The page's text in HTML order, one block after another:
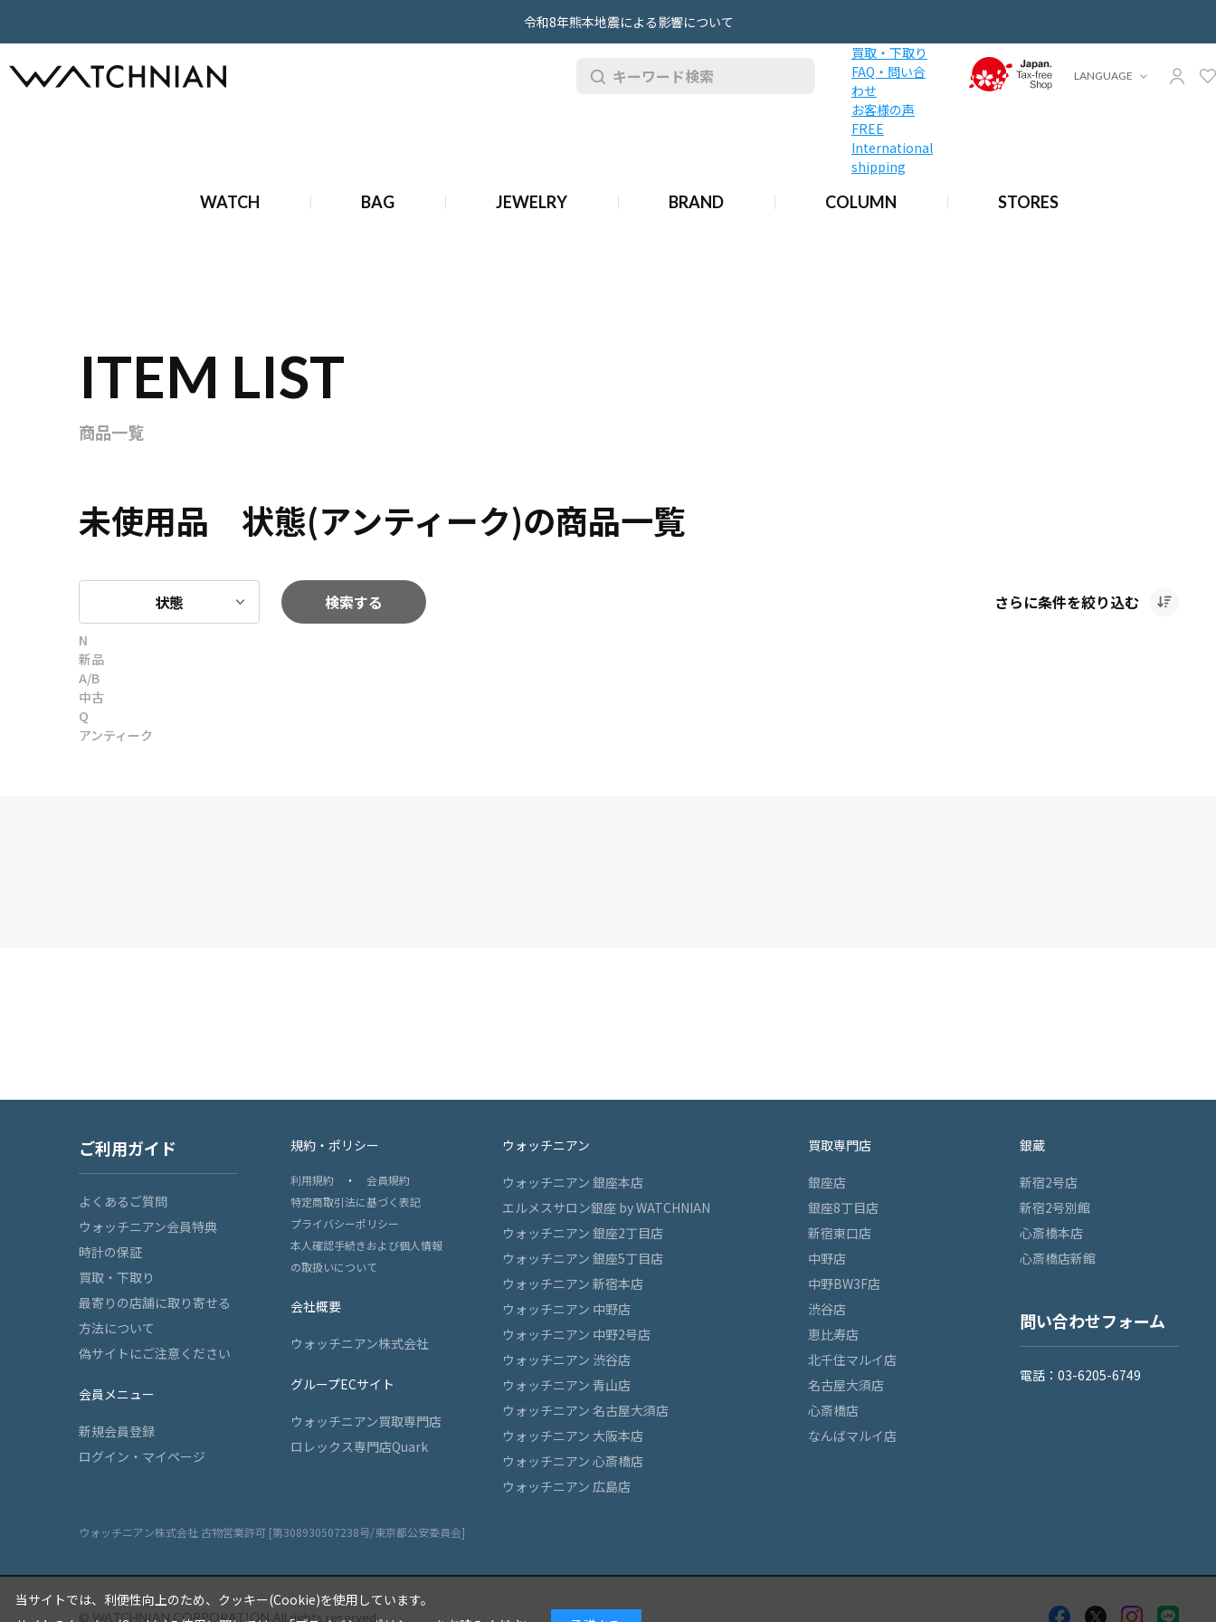
令和8年熊本地震による影響について
買取・下取り
FAQ・問い合
わせ
お客様の声
FREE
International
shipping
WATCH BAG JEWELRY BRAND COLUMN STORES
LANGUAGE
ITEM LIST
商品一覧
未使用品 状態(アンティーク)の商品一覧
状態 検索する さらに条件を絞り込む
N
新品
A/B
中古
Q
アンティーク
ご利用ガイド
よくあるご質問
ウォッチニアン会員特典
時計の保証
買取・下取り
最寄りの店舗に取り寄せる
方法について
偽サイトにご注意ください
会員メニュー
新規会員登録
ログイン・マイページ
規約・ポリシー
利用規約 ・ 会員規約
特定商取引法に基づく表記
プライバシーポリシー
本人確認手続きおよび個人情報
の取扱いについて
会社概要
ウォッチニアン株式会社
グループECサイト
ウォッチニアン買取専門店
ロレックス専門店Quark
ウォッチニアン
ウォッチニアン 銀座本店
エルメスサロン銀座 by WATCHNIAN
ウォッチニアン 銀座2丁目店
ウォッチニアン 銀座5丁目店
ウォッチニアン 新宿本店
ウォッチニアン 中野店
ウォッチニアン 中野2号店
ウォッチニアン 渋谷店
ウォッチニアン 青山店
ウォッチニアン 名古屋大須店
ウォッチニアン 大阪本店
ウォッチニアン 心斎橋店
ウォッチニアン 広島店
買取専門店
銀座店
銀座8丁目店
新宿東口店
中野店
中野BW3F店
渋谷店
恵比寿店
北千住マルイ店
名古屋大須店
心斎橋店
なんばマルイ店
銀蔵
新宿2号店
新宿2号別館
心斎橋本店
心斎橋店新館
問い合わせフォーム
電話：03-6205-6749
ウォッチニアン株式会社 古物営業許可 [第308930507238号/東京都公安委員会]
© WATCHNIAN CORPORATION All rights reserved.
当サイトでは、利便性向上のため、クッキー(Cookie)を使用しています。